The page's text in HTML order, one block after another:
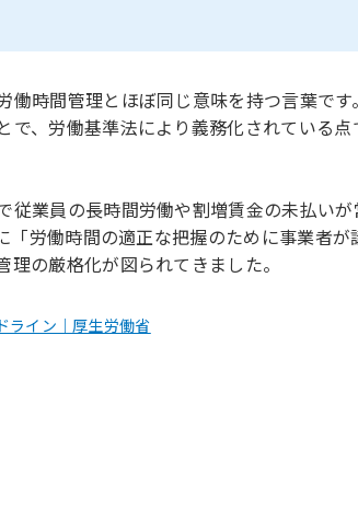
時間管理とほぼ同じ意味を持つ言葉です。
、労働基準法により義務化されている点
従業員の長時間労働や割増賃金の未払いが
労働時間の適正な把握のために事業者が
の厳格化が図られてきました。
ライン｜厚生労働省